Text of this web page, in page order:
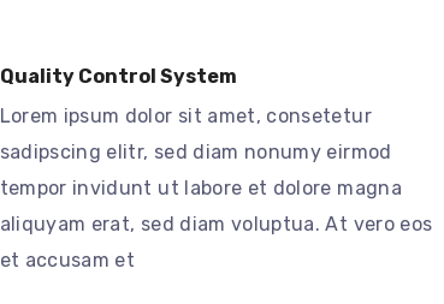
Quality Control System
Lorem ipsum dolor sit amet, consetetur
sadipscing elitr, sed diam nonumy eirmod
tempor invidunt ut labore et dolore magna
aliquyam erat, sed diam voluptua. At vero eos
et accusam et